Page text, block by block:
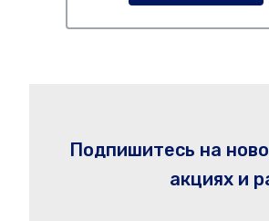
Подпишитесь на
акциях и